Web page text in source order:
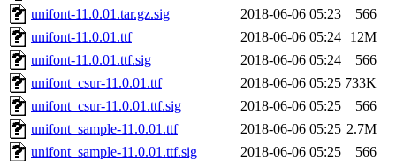
unifont-11.0.01.tar.gz.sig
2018-06-06 05:23
566
unifont-11.0.01.ttf
2018-06-06 05:24
12M
unifont-11.0.01.ttf.sig
2018-06-06 05:24
566
unifont_csur-11.0.01.ttf
2018-06-06 05:25 733K
unifont_csur-11.0.01.ttf.sig
2018-06-06 05:25
566
unifont_sample-11.0.01.ttf
2018-06-06 05:25 2.7M
unifont_sample-11.0.01.ttf.sig
2018-06-06 05:25
566